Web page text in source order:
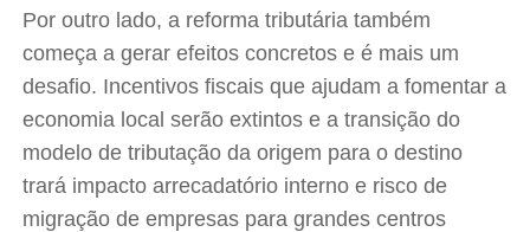
Por outro lado, a reforma tributária também
começa a gerar efeitos concretos e é mais um
desafio. Incentivos fiscais que ajudam a fomentar a
economia local serão extintos e a transição do
modelo de tributação da origem para o destino
trará impacto arrecadatório interno e risco de
migração de empresas para grandes centros